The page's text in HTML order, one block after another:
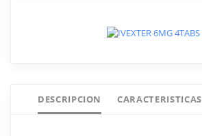
DESCRIPCION CARACTERISTICAS